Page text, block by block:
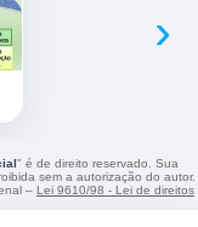
›
" é de direito reservado. Sua
sem a autorização do autor.
– Lei 9610/98 - Lei de direitos